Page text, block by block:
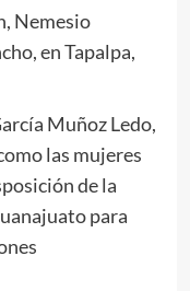
Nemesio
en Tapalpa,
Muñoz Ledo,
las mujeres
de la
para